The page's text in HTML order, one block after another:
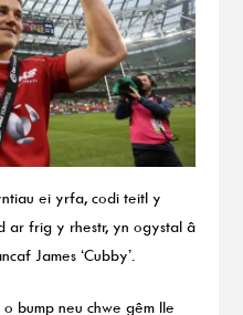
ei yrfa, codi teitl y
ar frig y rhestr, yn ogystal â
James ‘Cubby’.
bump neu chwe gêm lle